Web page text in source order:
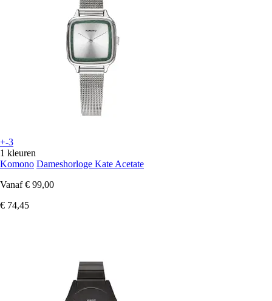
+-3
1 kleuren
Komono Dameshorloge Kate Acetate
Vanaf € 99,00
€ 74,45